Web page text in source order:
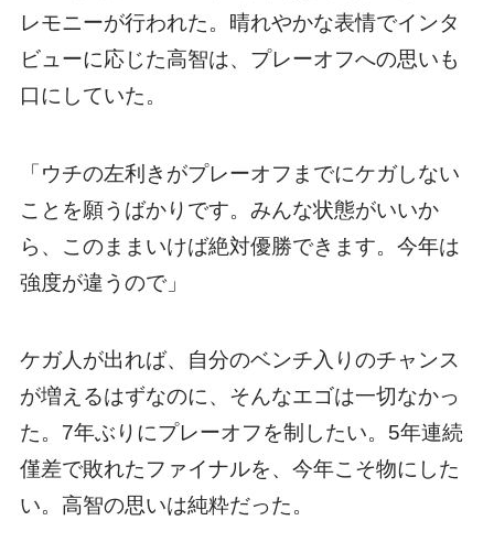
レモニーが行われた。晴れやかな表情でインタ
ビューに応じた高智は、プレーオフへの思いも
口にしていた。
「ウチの左利きがプレーオフまでにケガしない
ことを願うばかりです。みんな状態がいいか
ら、このままいけば絶対優勝できます。今年は
強度が違うので」
ケガ人が出れば、自分のベンチ入りのチャンス
が増えるはずなのに、そんなエゴは一切なかっ
た。7年ぶりにプレーオフを制したい。5年連続
僅差で敗れたファイナルを、今年こそ物にした
い。高智の思いは純粋だった。